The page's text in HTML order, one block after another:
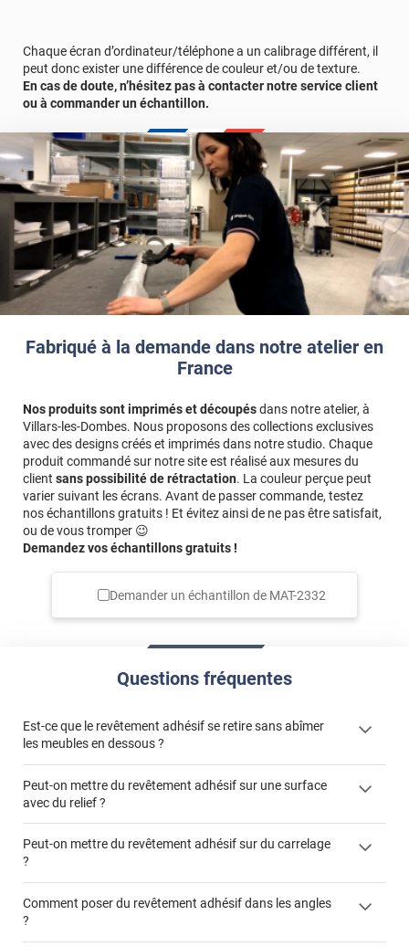
Fabriqué à la demande dans notre atelier en
France
Nos produits sont imprimés et découpésdans notre atelier, à
Villars-les-Dombes. Nous proposons des collections exclusives
avec des designs créés et imprimés dans notre studio. Chaque
produit commandé sur notre site est réalisé aux mesures du
client sans possibilité de rétractation. La couleur perçue peut
varier suivant les écrans. Avant de passer commande, testez
nos échantillons gratuits ! Et évitez ainsi de ne pas être satisfait,
ou de vous tromper 😉
Demandez vos échantillons gratuits !
Demander un échantillon de MAT-2332
Questions fréquentes
Est-ce que le revêtement adhésif se retire sans abîmer
les meubles en dessous ?
colle
Peut-on mettre du revêtement adhésif sur une surface
avec du relief ?
Peut-on mettre du revêtement adhésif sur du carrelage
?
Comment poser du revêtement adhésif dans les angles
?
Rappel: Les dimensions que vous saisissez sont découpées au
millimètre près.
Si vous souhaitez recouvrir en une seule découpe la face visible
des bords aux dimensions saisies.
Exemple: pour une façade de60 x 80 cm avec des bords de2
cm, vous devez saisir64 x 84 cm (60+2+2 et 80+2+2).
Chaque écran d’ordinateur/téléphone a un calibrage différent, il
peut donc exister une différence de couleur et/ou de texture.
En cas de doute, n’hésitez pas à contacter notre service client
ou à commander un échantillon.